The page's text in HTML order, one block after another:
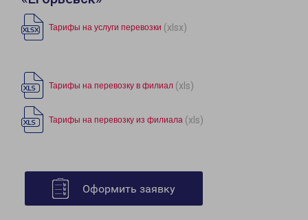
Тарифы на услуги перевозки (xlsx)
Тарифы на перевозку в филиал (xls)
Тарифы на перевозку из филиала (xls)
Оформить заявку